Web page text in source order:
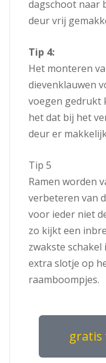
dagschoot naar
deur vrij
Tip 4:
Het monteren
dievenklauwen
voegen gedrukt
het dat bij het
deur er
Tip 5
Ramen worden
verbeteren van
voor ieder niet
zo kijkt een
zwakste
extra slotje op
raamboompjes.
gratis